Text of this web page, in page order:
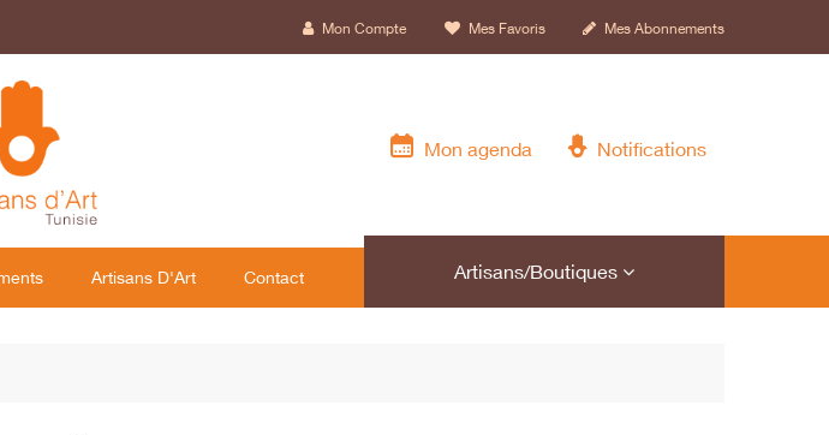
Mon Compte Mes Favoris Mes Abonnements
Mon agenda Notifications
Artisans D'Art Contact Artisans/Boutiques